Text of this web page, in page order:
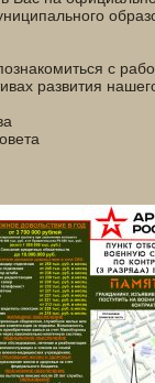
с
развития